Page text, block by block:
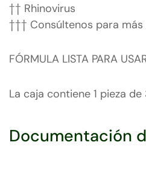
†† Rhinovirus
††† Consúltenos para
FÓRMULA LISTA PARA
La caja contiene 1 pieza
Documentación